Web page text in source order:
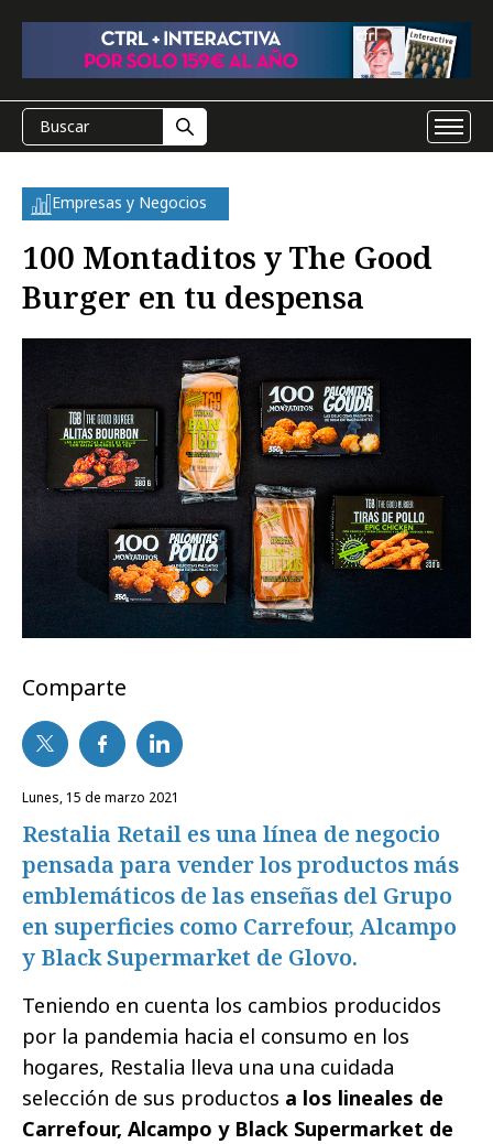
Empresas y Negocios
100 Montaditos y The Good
Burger en tu despensa
Comparte
lunes, 15 de marzo 2021
Restalia Retail es una línea de negocio
pensada para vender los productos más
emblemáticos de las enseñas del Grupo
en superficies como Carrefour, Alcampo
y Black Supermarket de Glovo.
Teniendo en cuenta los cambios producidos
por la pandemia hacia el consumo en los
hogares, Restalia lleva una una cuidada
selección de sus productos a los lineales de
Carrefour, Alcampo y Black Supermarket de